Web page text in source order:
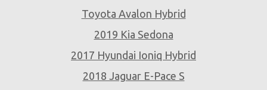
Toyota Avalon Hybrid
2019 Kia Sedona
2017 Hyundai Ioniq Hybrid
2018 Jaguar E-Pace S